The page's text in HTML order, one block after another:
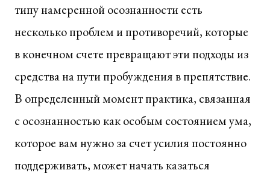
типу намеренной осознанности есть
несколько проблем и противоречий, которые
в конечном счете превращают эти подходы из
средства на пути пробуждения в препятствие.
В определенный момент практика, связанная
с осознанностью как особым состоянием ума,
которое вам нужно за счет усилия постоянно
поддерживать, может начать казаться